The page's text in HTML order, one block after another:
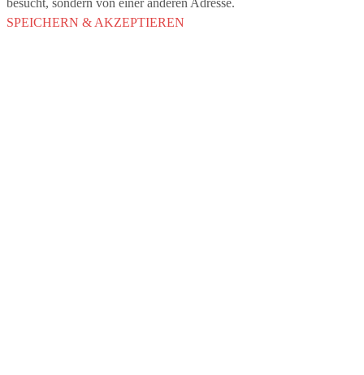
besucht, sondern von einer anderen Adresse.
SPEICHERN & AKZEPTIEREN